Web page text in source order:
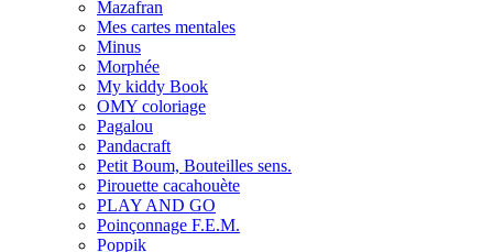
Mazafran
Mes cartes mentales
Minus
Morphée
My kiddy Book
OMY coloriage
Pagalou
Pandacraft
Petit Boum, Bouteilles sens.
Pirouette cacahouète
PLAY AND GO
Poinçonnage F.E.M.
Poppik